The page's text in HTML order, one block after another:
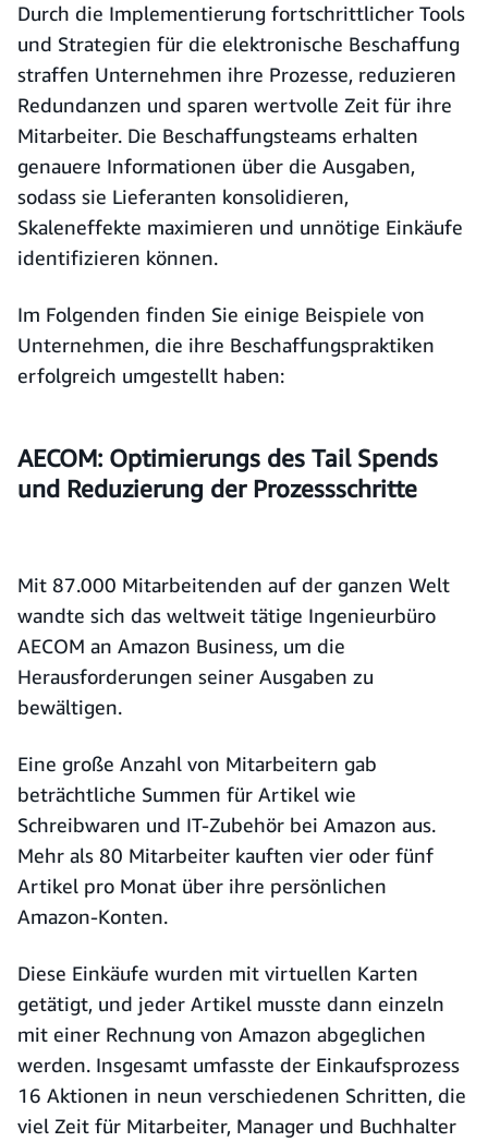
Durch die Implementierung fortschrittlicher Tools
und Strategien für die elektronische Beschaffung
straffen Unternehmen ihre Prozesse, reduzieren
Redundanzen und sparen wertvolle Zeit für ihre
Mitarbeiter. Die Beschaffungsteams erhalten
genauere Informationen über die Ausgaben,
sodass sie Lieferanten konsolidieren,
Skaleneffekte maximieren und unnötige Einkäufe
identifizieren können.
Im Folgenden finden Sie einige Beispiele von
Unternehmen, die ihre Beschaffungspraktiken
erfolgreich umgestellt haben:
AECOM: Optimierungs des Tail Spends
und Reduzierung der Prozessschritte
Mit 87.000 Mitarbeitenden auf der ganzen Welt
wandte sich das weltweit tätige Ingenieurbüro
AECOM an Amazon Business, um die
Herausforderungen seiner Ausgaben zu
bewältigen.
Eine große Anzahl von Mitarbeitern gab
beträchtliche Summen für Artikel wie
Schreibwaren und IT-Zubehör bei Amazon aus.
Mehr als 80 Mitarbeiter kauften vier oder fünf
Artikel pro Monat über ihre persönlichen
Amazon-Konten.
Diese Einkäufe wurden mit virtuellen Karten
getätigt, und jeder Artikel musste dann einzeln
mit einer Rechnung von Amazon abgeglichen
werden. Insgesamt umfasste der Einkaufsprozess
16 Aktionen in neun verschiedenen Schritten, die
viel Zeit für Mitarbeiter, Manager und Buchhalter